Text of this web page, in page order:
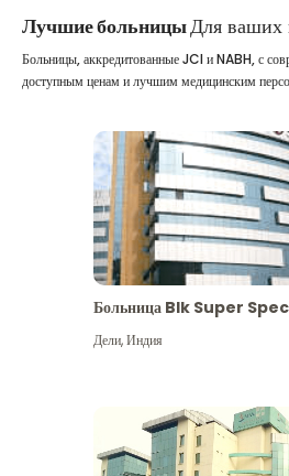
Лучшие больницыДля ваших
Больницы, аккредитованные JCI и NABH, с
доступным ценам и лучшим медицинским
Больница Blk Super
Дели,Индия